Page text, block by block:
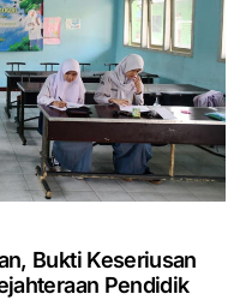
Bukti Keseriusan
Pendidik